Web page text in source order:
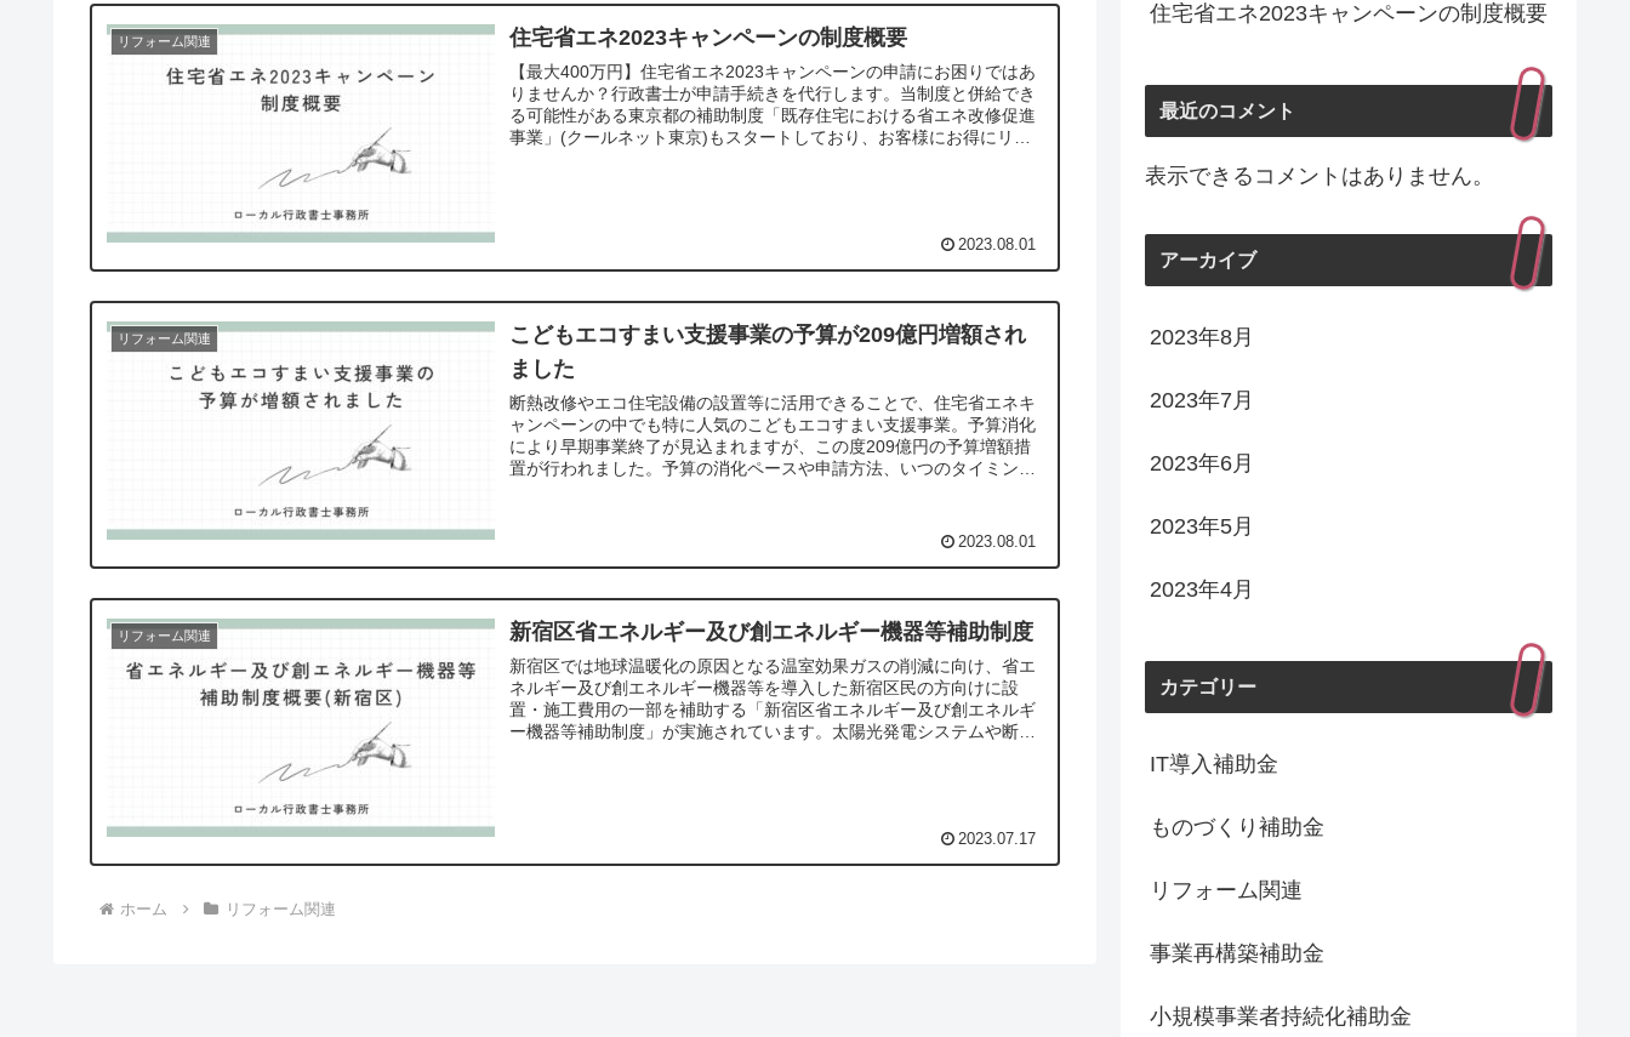
リフォーム関連 住宅省エネ2023キャンペーンの制度概要
【最大400万円】住宅省エネ2023キャンペーンの申請にお困りではあ
りませんか？行政書士が申請手続きを代行します。当制度と併給でき
る可能性がある東京都の補助制度「既存住宅における省エネ改修促進
事業」(クールネット東京)もスタートしており、お客様にお得にリフ
2023.08.01
リフォーム関連
こどもエコすまい支援事業の予算が209億円増額され
ました
断熱改修やエコ住宅設備の設置等に活用できることで、住宅省エネキ
ャンペーンの中でも特に人気のこどもエコすまい支援事業。予算消化
により早期事業終了が見込まれますが、この度209億円の予算増額措
置が行われました。予算の消化ペースや申請方法、いつのタイミング
2023.08.01
リフォーム関連 新宿区省エネルギー及び創エネルギー機器等補助制度
新宿区では地球温暖化の原因となる温室効果ガスの削減に向け、省エ
ネルギー及び創エネルギー機器等を導入した新宿区民の方向けに設
置・施工費用の一部を補助する「新宿区省エネルギー及び創エネルギ
ー機器等補助制度」が実施されています。太陽光発電システムや断熱
2023.07.17
ホーム リフォーム関連
住宅省エネ2023キャンペーンの制度概要
最近のコメント
表示できるコメントはありません。
アーカイブ
2023年8月
2023年7月
2023年6月
2023年5月
2023年4月
カテゴリー
IT導入補助金
ものづくり補助金
リフォーム関連
事業再構築補助金
小規模事業者持続化補助金